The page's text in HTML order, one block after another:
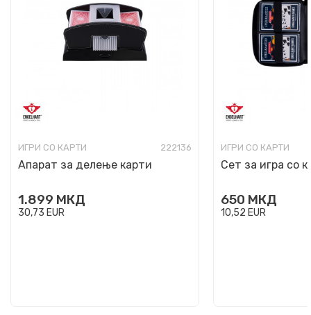
ИГРИ СО КАРТИ 222136
Апарат за делење карти
1.899 МКД
30,73 EUR
ИГРИ СО КАРТИ
Сет за игра со
650 МКД
10,52 EUR